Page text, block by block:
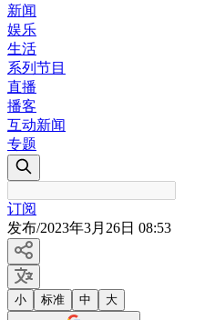
新闻
娱乐
生活
系列节目
直播
播客
互动新闻
专题
订阅
发布/2023年3月26日 08:53
小 标准 中 大